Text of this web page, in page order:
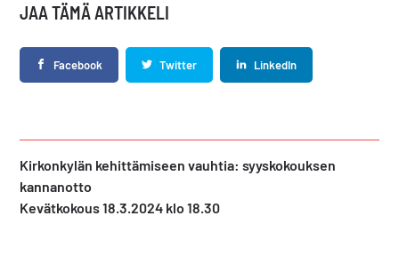
JAA TÄMÄ ARTIKKELI
Facebook Twitter LinkedIn
Edellinen
artikkeli:
Kirkonkylän kehittämiseen vauhtia: syyskokouksen
kannanotto
Seuraava
Kevätkokous 18.3.2024 klo 18.30